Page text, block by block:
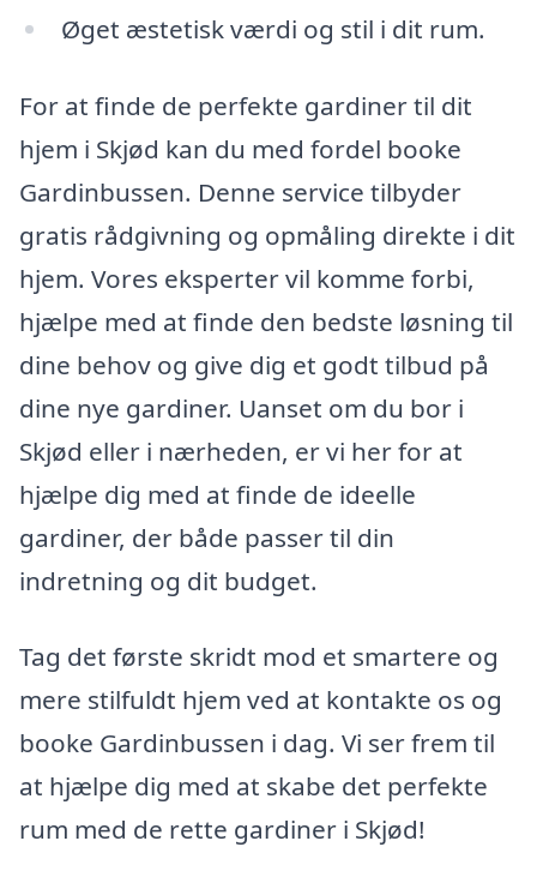
Øget æstetisk værdi og stil i dit rum.
For at finde de perfekte gardiner til dit
hjem i Skjød kan du med fordel booke
Gardinbussen. Denne service tilbyder
gratis rådgivning og opmåling direkte i dit
hjem. Vores eksperter vil komme forbi,
hjælpe med at finde den bedste løsning til
dine behov og give dig et godt tilbud på
dine nye gardiner. Uanset om du bor i
Skjød eller i nærheden, er vi her for at
hjælpe dig med at finde de ideelle
gardiner, der både passer til din
indretning og dit budget.
Tag det første skridt mod et smartere og
mere stilfuldt hjem ved at kontakte os og
booke Gardinbussen i dag. Vi ser frem til
at hjælpe dig med at skabe det perfekte
rum med de rette gardiner i Skjød!